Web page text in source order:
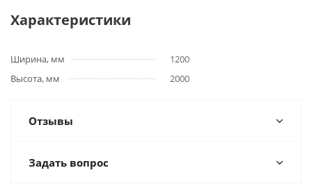
Характеристики
Ширина, мм
1200
Высота, мм
2000
Отзывы
Задать вопрос